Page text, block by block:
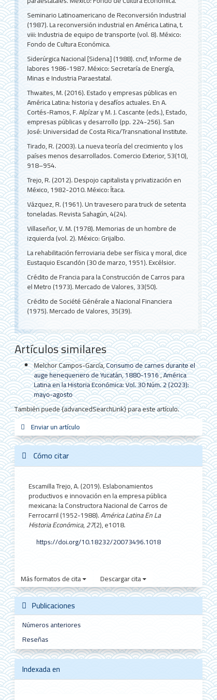
Seminario Latinoamericano de Reconversión Industrial
(1987). La reconversión industrial en América Latina, t.
viii: Industria de equipo de transporte (vol. 8). México:
Fondo de Cultura Económica.
Siderúrgica Nacional [Sidena] (1988). cncf, Informe de
labores 1986-1987. México: Secretaría de Energía,
Minas e Industria Paraestatal.
Thwaites, M. (2016). Estado y empresas públicas en
América Latina: historia y desafíos actuales. En A.
Cortés-Ramos, F. Alpízar y M. J. Cascante (eds.), Estado,
empresas públicas y desarrollo (pp. 224-256). San
José: Universidad de Costa Rica/Transnational Institute.
Tirado, R. (2003). La nueva teoría del crecimiento y los
países menos desarrollados. Comercio Exterior, 53(10),
918–954.
Trejo, R. (2012). Despojo capitalista y privatización en
México, 1982-2010. México: Ítaca.
Vázquez, R. (1961). Un travesero para truck de setenta
toneladas. Revista Sahagún, 4(24).
Villaseñor, V. M. (1978). Memorias de un hombre de
izquierda (vol. 2). México: Grijalbo.
La rehabilitación ferroviaria debe ser física y moral, dice
Eustaquio Escandón (30 de marzo, 1951). Excélsior.
Crédito de Francia para la Construcción de Carros para
el Metro (1973). Mercado de Valores, 33(50).
Crédito de Société Générale a Nacional Financiera
(1975). Mercado de Valores, 35(39).
Artículos similares
Melchor Campos-García,Consumo de carnes durante el
auge henequenero de Yucatán, 1880-1916,América
Latina en la Historia Económica: Vol. 30 Núm. 2 (2023):
mayo-agosto
También puede {advancedSearchLink} para este artículo.
un
artículo
Enviar un artículo
Cómo citar
Escamilla Trejo, A. (2019). Eslabonamientos
productivos e innovación en la empresa pública
mexicana: la Constructora Nacional de Carros de
Ferrocarril (1952-1988).América Latina En La
Historia Económica,27(2), e1018.
https://doi.org/10.18232/20073496.1018
Más formatos de cita Descargar cita
Publicaciones
Números anteriores
Reseñas
Indexada en
redes